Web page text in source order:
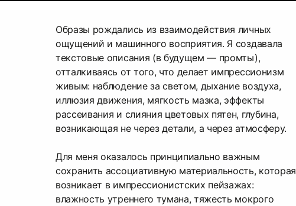
Образы рождались из взаимодействия личных
ощущений и машинного восприятия. Я создавала
текстовые описания (в будущем — промты),
отталкиваясь от того, что делает импрессионизм
живым: наблюдение за светом, дыхание воздуха,
иллюзия движения, мягкость мазка, эффекты
рассеивания и слияния цветовых пятен, глубина,
возникающая не через детали, а через атмосферу.
Для меня оказалось принципиально важным
сохранить ассоциативную материальность, которая
возникает в импрессионистских пейзажах:
влажность утреннего тумана, тяжесть мокрого